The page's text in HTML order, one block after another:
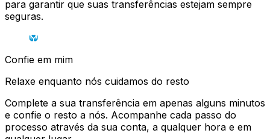
para garantir que suas transferências estejam sempre
seguras.
Confie em mim
Relaxe enquanto nós cuidamos do resto
Complete a sua transferência em apenas alguns minutos
e confie o resto a nós. Acompanhe cada passo do
processo através da sua conta, a qualquer hora e em